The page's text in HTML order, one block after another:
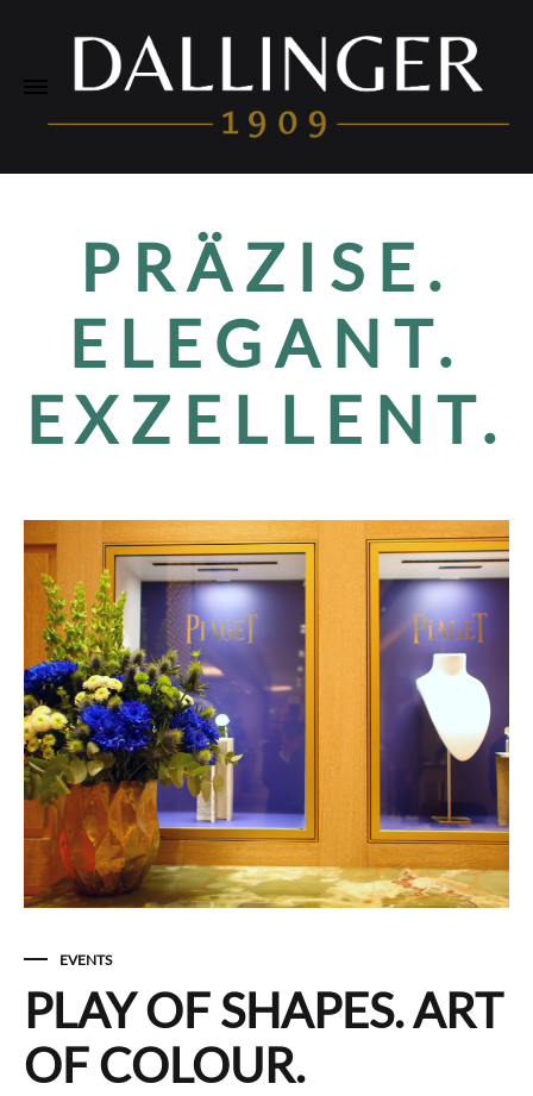
PRÄZISE.
ELEGANT.
EXZELLENT.
EVENTS
PLAY OF SHAPES. ART
OF COLOUR.